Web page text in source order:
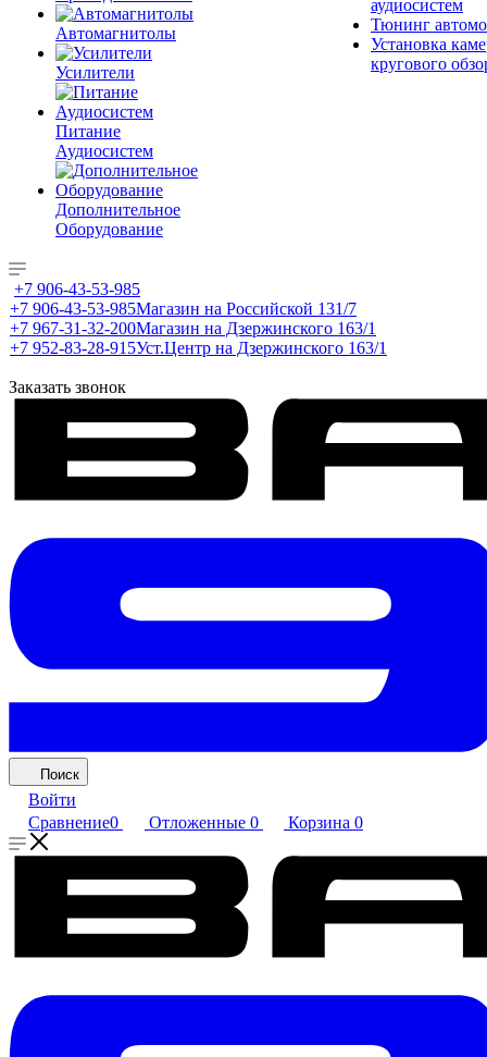
Автомагнитолы
Усилители
Питание
Аудиосистем
Дополнительное
Оборудование
аудиосистем
Тюнинг
Установка
кругового
+7 906-43-53-985
+7 906-43-53-985Магазин на Российской 131/7
+7 967-31-32-200Магазин на Дзержинского 163/1
+7 952-83-28-915Уст.Центр на Дзержинского 163/1
Заказать звонок
Поиск
Войти
Сравнение0 Отложенные 0 Корзина 0